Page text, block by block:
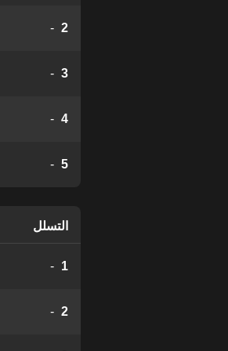
2
-
3
-
4
-
5
-
التسلل
1
-
2
-